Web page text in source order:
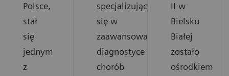
Polsce,
stał
się
jednym
z
specjalizujący
się w
zaawansowanej
diagnostyce
chorób
II w
Bielsku
Białej
zostało
ośrodkiem